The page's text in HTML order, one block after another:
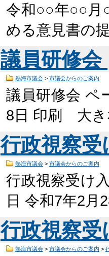
令和○○年○○月
める意見書の
議員研修会
熱海市議会> 市議会からのご案内
議員研修会
8日 印刷 大き
行政視察
熱海市議会> 市議会からのご案内
行政視察受け
日 令和7年2
行政視察
熱海市議会> 市議会からのご案内 >